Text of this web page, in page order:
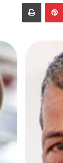
بينتيريست